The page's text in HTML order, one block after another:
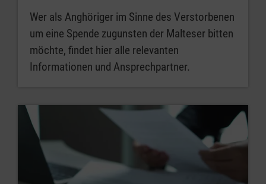
Wer als Anghöriger im Sinne des Verstorbenen
um eine Spende zugunsten der Malteser bitten
möchte, findet hier alle relevanten
Informationen und Ansprechpartner.